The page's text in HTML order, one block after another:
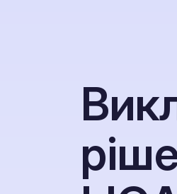
Вик
ріш